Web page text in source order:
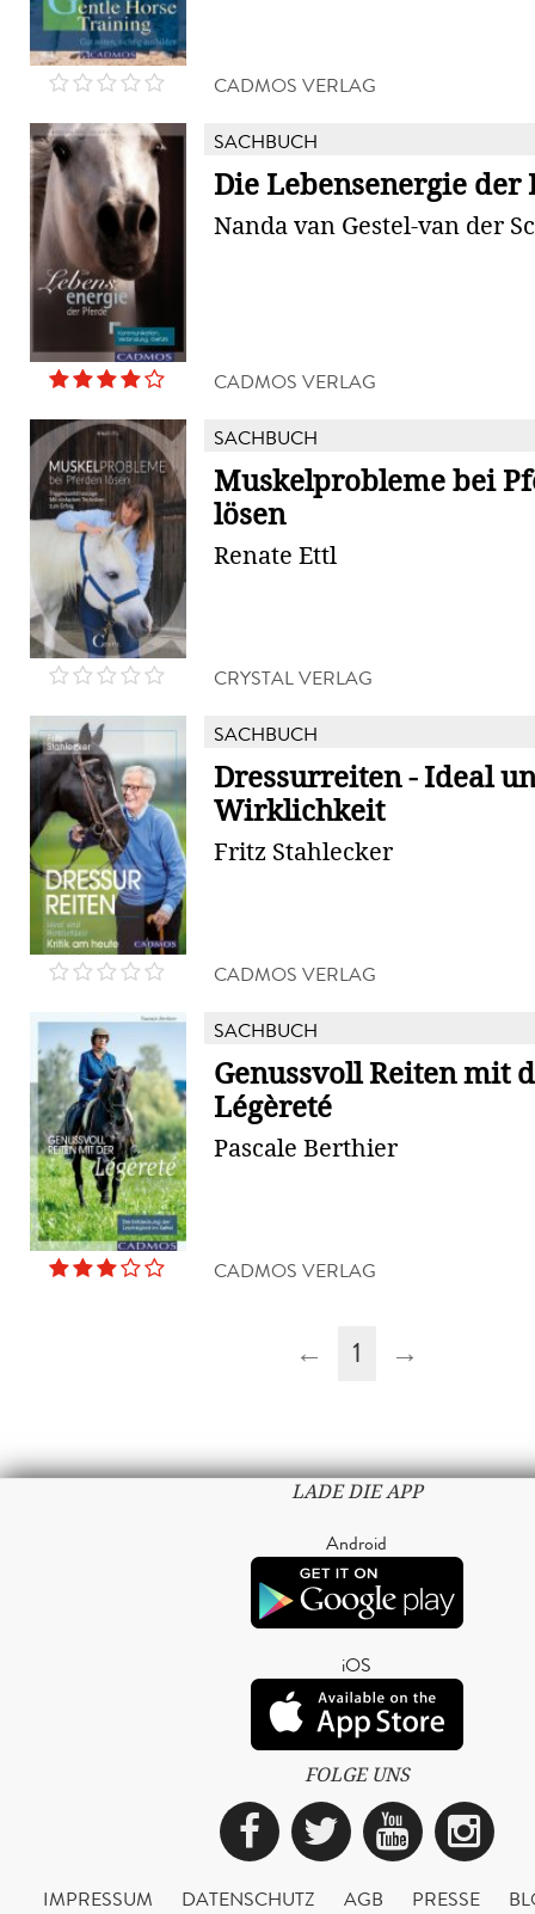
CADMOS VERLAG
SACHBUCH
Die Lebensenergie der
Nanda van Gestel-van der
CADMOS VERLAG
SACHBUCH
Muskelprobleme bei
lösen
Renate Ettl
CRYSTAL VERLAG
SACHBUCH
Dressurreiten - Ideal
Wirklichkeit
Fritz Stahlecker
CADMOS VERLAG
SACHBUCH
Genussvoll Reiten mit
Légèreté
Pascale Berthier
CADMOS VERLAG
← 1 →
LADE DIE APP
Android
iOS
FOLGE UNS
Facebook
Twitter
IMPRESSUM DATENSCHUTZ AGB PRESSE